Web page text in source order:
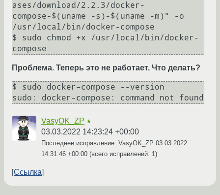
ases/download/2.2.3/docker-
compose-$(uname -s)-$(uname -m)" -o
/usr/local/bin/docker-compose
$ sudo chmod +x /usr/local/bin/docker-
Проблема. Теперь это не работает. Что делать?
$ sudo docker–compose --version
VasyOK_ZP ★
03.03.2022 14:23:24 +00:00
Последнее исправление: VasyOK_ZP 03.03.2022
14:31:46 +00:00 (всего исправлений: 1)
Ссылка